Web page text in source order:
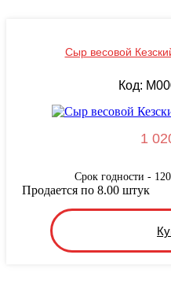
Сыр весовой
Код:
1
Срок годности -
Продается по 8.00 штук